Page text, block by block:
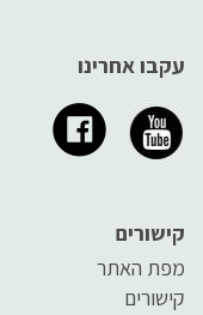
עקבו אחרינו
קישורים
מפת האתר
קישורים